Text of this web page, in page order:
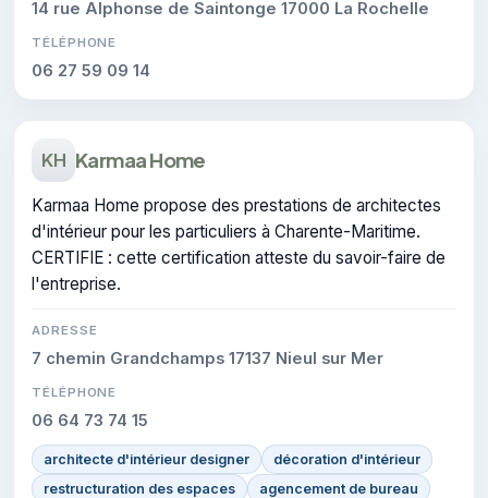
14 rue Alphonse de Saintonge 17000 La Rochelle
TÉLÉPHONE
06 27 59 09 14
KH Karmaa Home
Karmaa Home propose des prestations de architectes
d'intérieur pour les particuliers à Charente-Maritime.
CERTIFIE : cette certification atteste du savoir-faire de
l'entreprise.
ADRESSE
7 chemin Grandchamps 17137 Nieul sur Mer
TÉLÉPHONE
06 64 73 74 15
architecte d'intérieur designer
décoration d'intérieur
restructuration des espaces
agencement de bureau